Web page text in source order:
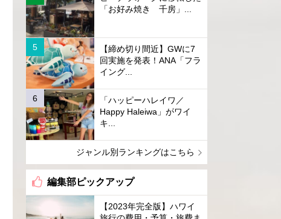
「お好み焼き 千房」...
【締め切り間近】GWに7
回実施を発表！ANA「フラ
イング...
「ハッピーハレイワ／
Happy Haleiwa」がワイ
キ...
ジャンル別ランキングはこちら
編集部ピックアップ
【2023年完全版】ハワイ